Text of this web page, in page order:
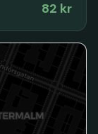
82 kr